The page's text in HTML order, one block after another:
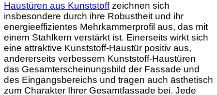
Haustüren aus Kunststoffzeichnen sich
insbesondere durch ihre Robustheit und ihr
energieeffizientes Mehrkammerprofil aus, das mit
einem Stahlkern verstärkt ist. Einerseits wirkt sich
eine attraktive Kunststoff-Haustür positiv aus,
andererseits verbessern Kunststoff-Haustüren
das Gesamterscheinungsbild der Fassade und
des Eingangsbereichs und tragen auch ästhetisch
zum Charakter Ihrer Gesamtfassade bei. Jede